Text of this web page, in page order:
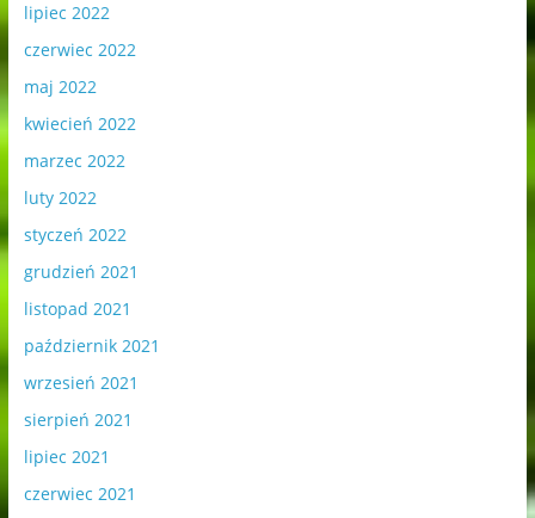
lipiec 2022
czerwiec 2022
maj 2022
kwiecień 2022
marzec 2022
luty 2022
styczeń 2022
grudzień 2021
listopad 2021
październik 2021
wrzesień 2021
sierpień 2021
lipiec 2021
czerwiec 2021